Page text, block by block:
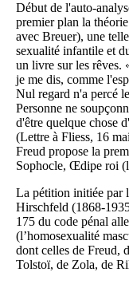
Début de l'auto-
premier plan la
avec Breuer), une
sexualité infantile et
un livre sur les rêves.
je me dis, comme
Nul regard n'a percé
Personne ne
d'être quelque chose
(Lettre à Fliess, 16
Freud propose la
Sophocle, Œdipe roi
La pétition initiée par
Hirschfeld (1868-
175 du code pénal
(l’homosexualité
dont celles de Freud,
Tolstoï, de Zola, de